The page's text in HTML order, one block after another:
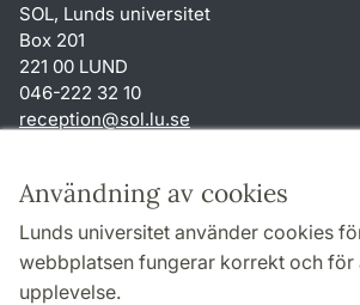
Användning av cookies
Lunds universitet använder cookies
webbplatsen fungerar korrekt och
upplevelse.
SOL, Lunds universitet
Box 201
221 00 LUND
046-222 32 10
reception@sol.lu.se
Genvägar
Om webbplatsen och cookies
Behandling av personuppgifter
Tillgänglighetsredogörelse